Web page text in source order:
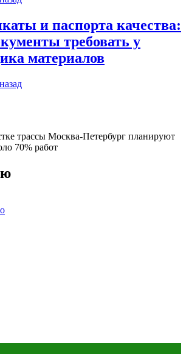
и паспорта качества:
требовать у
материалов
трассы Москва-Петербург планируют
70% работ